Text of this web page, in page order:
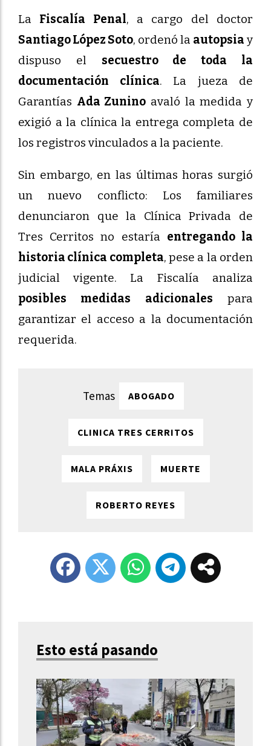
La Fiscalía Penal, a cargo del doctor
Santiago López Soto, ordenó la autopsia y
dispuso el secuestro de toda la
documentación clínica. La jueza de
Garantías Ada Zunino avaló la medida y
exigió a la clínica la entrega completa de
los registros vinculados a la paciente.
Sin embargo, en las últimas horas surgió
un nuevo conflicto: Los familiares
denunciaron que la Clínica Privada de
Tres Cerritos no estaría entregando la
historia clínica completa, pese a la orden
judicial vigente. La Fiscalía analiza
posibles medidas adicionales para
garantizar el acceso a la documentación
requerida.
ABOGADO
CLINICA TRES CERRITOS
MALA PRÁXIS MUERTE
ROBERTO REYES
Esto está pasando